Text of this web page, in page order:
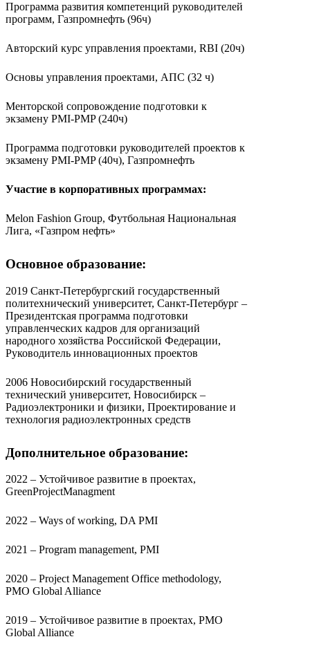
Программа развития компетенций руководителей
программ, Газпромнефть (96ч)
Авторский курс управления проектами, RBI (20ч)
Основы управления проектами, АПС (32 ч)
Менторской сопровождение подготовки к
экзамену PMI-PMP (240ч)
Программа подготовки руководителей проектов к
экзамену PMI-PMP (40ч), Газпромнефть
Участие в корпоративных программах:
Melon Fashion Group, Футбольная Национальная
Лига, «Газпром нефть»
Основное образование:
2019 Санкт-Петербургский государственный
политехнический университет, Санкт-Петербург –
Президентская программа подготовки
управленческих кадров для организаций
народного хозяйства Российской Федерации,
Руководитель инновационных проектов
2006 Новосибирский государственный
технический университет, Новосибирск –
Радиоэлектроники и физики, Проектирование и
технология радиоэлектронных средств
Дополнительное образование:
2022 – Устойчивое развитие в проектах,
GreenProjectManagment
2022 – Ways of working, DA PMI
2021 – Program management, PMI
2020 – Project Management Office methodology,
PMO Global Alliance
2019 – Устойчивое развитие в проектах, PMO
Global Alliance